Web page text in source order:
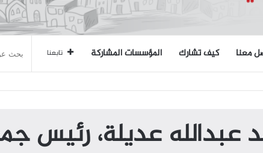
معنا كيف تشارك المؤسسات المشاركة تابعنا
محمد عبدالله عديلة،